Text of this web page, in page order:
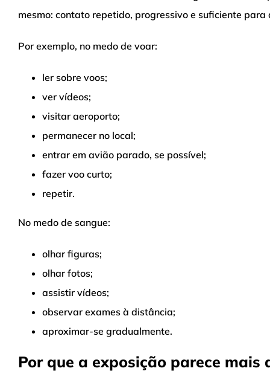
mesmo: contato repetido, progressivo e suficiente
Por exemplo, no medo de voar:
ler sobre voos;
ver vídeos;
visitar aeroporto;
permanecer no local;
entrar em avião parado, se possível;
fazer voo curto;
repetir.
No medo de sangue:
olhar figuras;
olhar fotos;
assistir vídeos;
observar exames à distância;
aproximar-se gradualmente.
Por que a exposição parece